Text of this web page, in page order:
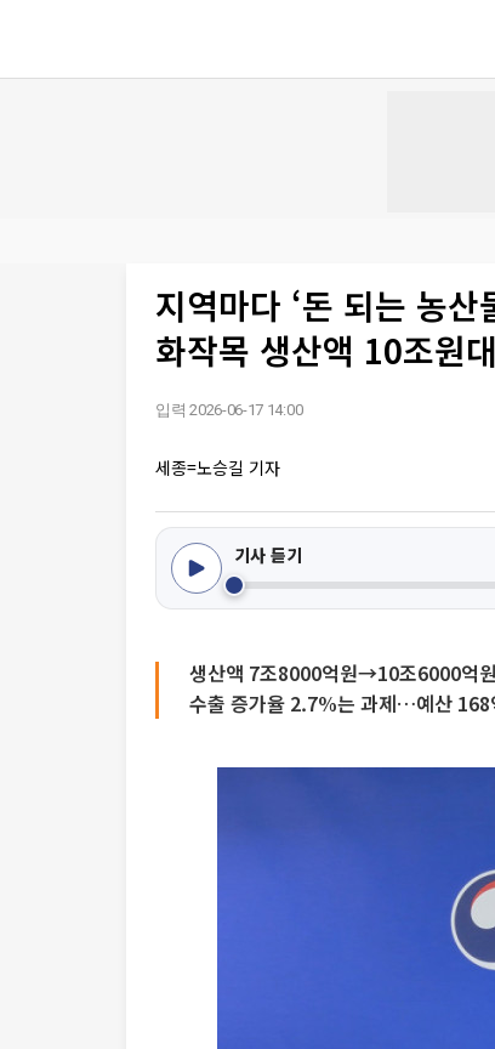
지역마다 ‘돈 되는 농
화작목 생산액 10조원
입력 2026-06-17 14:00
세종=노승길 기자
기사 듣기
생산액 7조8000억원→10조6000억
수출 증가율 2.7%는 과제…예산 168